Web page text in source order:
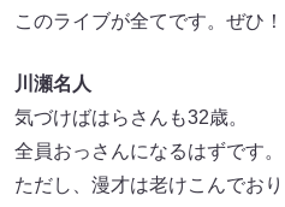
このライブが全てです。ぜひ！
川瀬名人
気づけばはらさんも32歳。
全員おっさんになるはずです。
ただし、漫才は老けこんでおり